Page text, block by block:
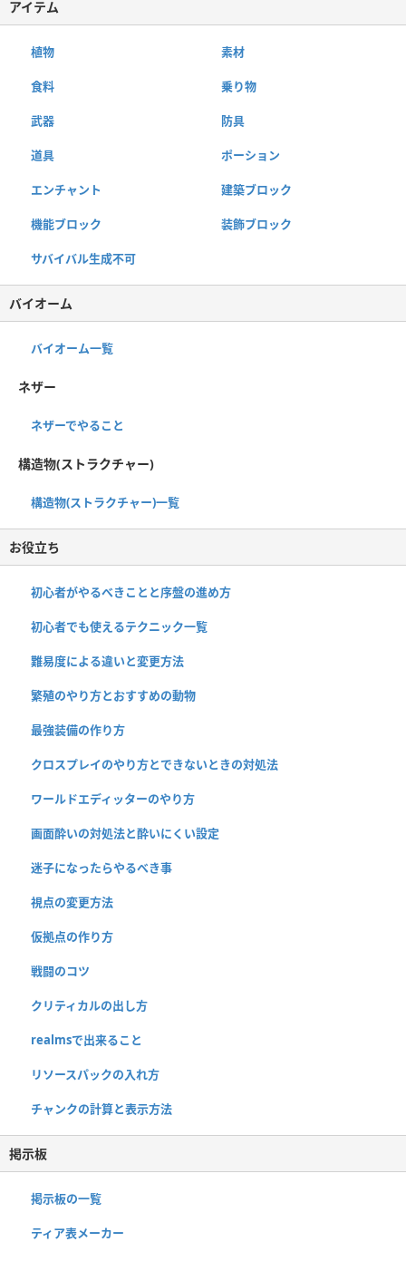
アイテム
植物 素材
食料 乗り物
武器 防具
道具 ポーション
エンチャント 建築ブロック
機能ブロック 装飾ブロック
サバイバル生成不可
バイオーム
バイオーム一覧
ネザー
ネザーでやること
構造物(ストラクチャー)
構造物(ストラクチャー)一覧
お役立ち
初心者がやるべきことと序盤の進め方
初心者でも使えるテクニック一覧
難易度による違いと変更方法
繁殖のやり方とおすすめの動物
最強装備の作り方
クロスプレイのやり方とできないときの対処法
ワールドエディッターのやり方
画面酔いの対処法と酔いにくい設定
迷子になったらやるべき事
視点の変更方法
仮拠点の作り方
戦闘のコツ
クリティカルの出し方
realmsで出来ること
リソースパックの入れ方
チャンクの計算と表示方法
掲示板
掲示板の一覧
ティア表メーカー